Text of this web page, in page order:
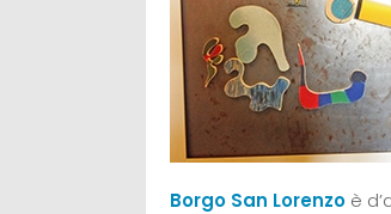
Borgo San Lorenzo è